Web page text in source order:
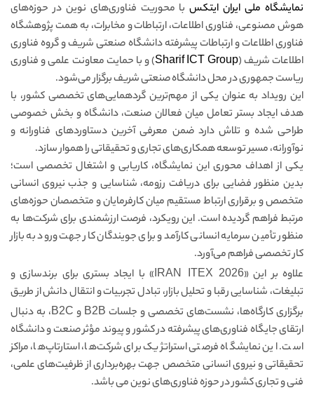
نمایشگاه ملی ایران ایتکسبا محوریت فناوری‌های نوین در حوزه‌های
هوش مصنوعی، فناوری اطلاعات، ارتباطات و مخابرات، به همت پژوهشگاه
فناوری اطلاعات و ارتباطات پیشرفته دانشگاه صنعتی شریف و گروه فناوری
اطلاعات شریف (Sharif ICT Group) و با حمایت معاونت علمی و فناوری
ریاست جمهوری در محل دانشگاه صنعتی شریف برگزار می‌شود.
این رویداد به عنوان یکی از مهم‌ترین گردهمایی‌های تخصصی کشور، با
هدف ایجاد بستر تعامل میان فعالان صنعت، دانشگاه و بخش خصوصی
طراحی شده و تلاش دارد ضمن معرفی آخرین دستاوردهای فناورانه و
نوآورانه، مسیر توسعه همکاری‌های تجاری و تحقیقاتی را هموار سازد.
یکی از اهداف محوری این نمایشگاه، کاریابی و اشتغال تخصصی است؛
بدین منظور فضایی برای دریافت رزومه، شناسایی و جذب نیروی انسانی
متخصص و برقراری ارتباط مستقیم میان کارفرمایان و متخصصان حوزه‌های
مرتبط فراهم گردیده است. این رویکرد، فرصت ارزشمندی برای شرکت‌ها به
منظور تأمین سرمایه انسانی کارآمد و برای جویندگان کار جهت ورود به بازار
کار تخصصی فراهم می‌آورد.
علاوه بر این «IRAN ITEX 2026 » با ایجاد بستری برای برندسازی و
تبلیغات، شناسایی رقبا و تحلیل بازار، تبادل تجربیات و انتقال دانش از طریق
برگزاری کارگاه‌ها، نشست‌های تخصصی و جلسات B2B و B2C، به دنبال
ارتقای جایگاه فناوری‌های پیشرفته در کشور و پیوند مؤثر صنعت و دانشگاه
است. این نمایشگاه فرصتی استراتژیک برای شرکت‌ها، استارتاپ‌ها، مراکز
تحقیقاتی و نیروی انسانی متخصص جهت بهره‌برداری از ظرفیت‌های علمی،
فنی و تجاری کشور در حوزه فناوری‌های نوین می باشد.